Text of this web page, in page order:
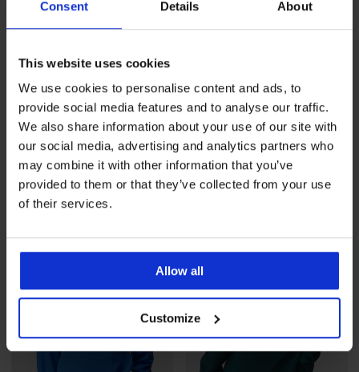
Consent Details About
This website uses cookies
We use cookies to personalise content and ads, to
provide social media features and to analyse our traffic.
We also share information about your use of our site with
our social media, advertising and analytics partners who
may combine it with other information that you’ve
provided to them or that they’ve collected from your use
of their services.
Allow all
Customize
Rasprodaja -60%
Ženski gornji dio trenirke
Pieces Chill s kapuljač...
Popust
10,40 € Prvobitna cijena
25,99 €
Rasprodaja -60%
Ženski gornji dio trenirke
Pieces Chill s kapuljač...
Popust
10,40 € Prvobitna cijena
25,99 €